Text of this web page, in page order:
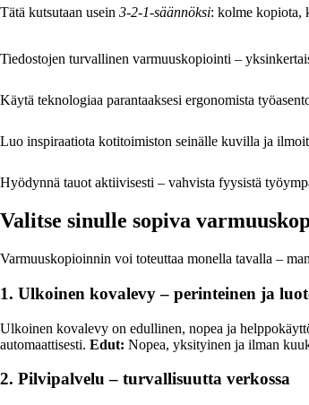
Tätä kutsutaan usein 3-2-1-säännöksi: kolme kopiota,
Tiedostojen turvallinen varmuuskopiointi –
Käytä teknologiaa parantaaksesi ergonomista
Luo inspiraatiota kotitoimiston seinälle kuvilla ja
Hyödynnä tauot aktiivisesti – vahvista fyysistä
Valitse sinulle sopiva
Varmuuskopioinnin voi toteuttaa monella tavalla –
1. Ulkoinen kovalevy – perinteinen ja
Ulkoinen kovalevy on edullinen, nopea ja
automaattisesti. Edut: Nopea, yksityinen ja ilman
2. Pilvipalvelu – turvallisuutta verkossa